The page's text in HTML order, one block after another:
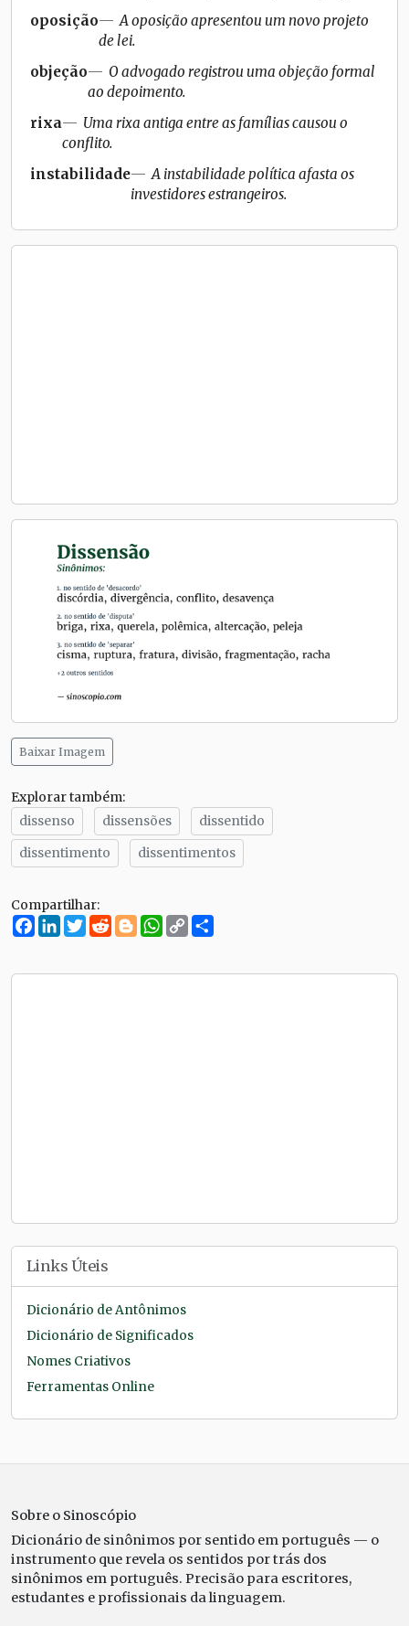
oposição
A oposição apresentou um novo projeto
de lei.
objeção
O advogado registrou uma objeção formal
ao depoimento.
rixa
Uma rixa antiga entre as famílias causou o
conflito.
instabilidade
A instabilidade política afasta os
investidores estrangeiros.
Baixar Imagem
Explorar também:
dissenso
dissensões
dissentido
dissentimento
dissentimentos
Compartilhar:
Facebook
LinkedIn
Twitter
RedditBloggerWhatsApp
Copy
Link
Links Úteis
Dicionário de Antônimos
Dicionário de Significados
Nomes Criativos
Ferramentas Online
Sobre o Sinoscópio
Dicionário de sinônimos por sentido em português — o
instrumento que revela os sentidos por trás dos
sinônimos em português. Precisão para escritores,
estudantes e profissionais da linguagem.